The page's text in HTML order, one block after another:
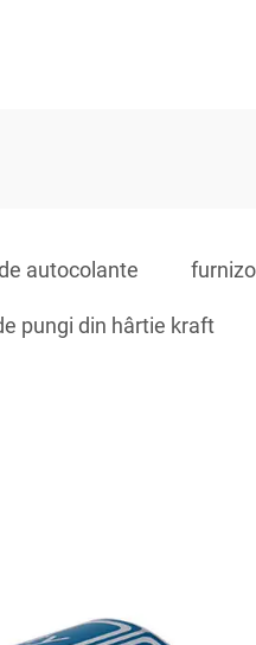
autocolante
pungi din hârtie kraft